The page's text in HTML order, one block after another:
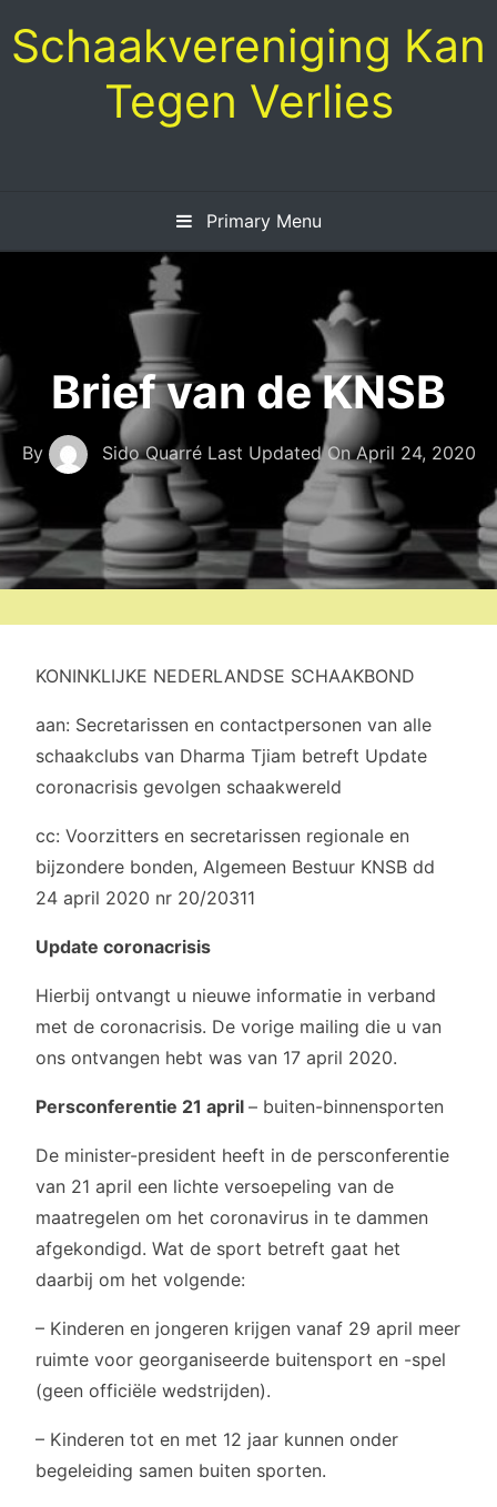
to
content
Schaakvereniging Kan
Tegen Verlies
Primary Menu
Brief van de KNSB
By Sido Quarré Last Updated OnApril 24, 2020
KONINKLIJKE NEDERLANDSE SCHAAKBOND
aan: Secretarissen en contactpersonen van alle
schaakclubs van Dharma Tjiam betreft Update
coronacrisis gevolgen schaakwereld
cc: Voorzitters en secretarissen regionale en
bijzondere bonden, Algemeen Bestuur KNSB dd
24 april 2020 nr 20/20311
Update coronacrisis
Hierbij ontvangt u nieuwe informatie in verband
met de coronacrisis. De vorige mailing die u van
ons ontvangen hebt was van 17 april 2020.
Persconferentie 21 april – buiten-binnensporten
De minister-president heeft in de persconferentie
van 21 april een lichte versoepeling van de
maatregelen om het coronavirus in te dammen
afgekondigd. Wat de sport betreft gaat het
daarbij om het volgende:
– Kinderen en jongeren krijgen vanaf 29 april meer
ruimte voor georganiseerde buitensport en -spel
(geen officiële wedstrijden).
– Kinderen tot en met 12 jaar kunnen onder
begeleiding samen buiten sporten.